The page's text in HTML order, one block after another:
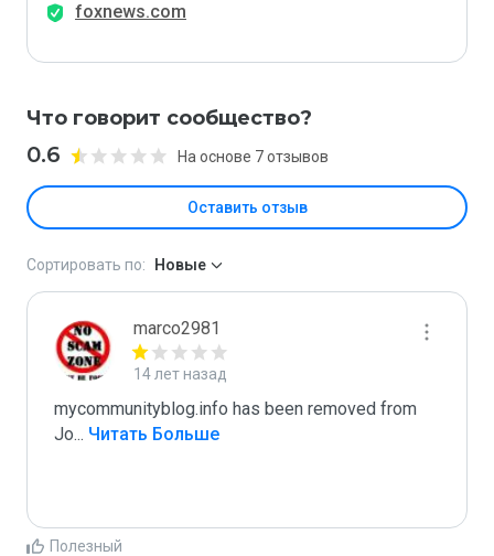
foxnews.com
Что говорит сообщество?
0.6 На основе 7 отзывов
Оставить отзыв
Сортировать по: Новые
marco2981
14 лет назад
mycommunityblog.info has been removed from
Jo... Читать Больше
Полезный